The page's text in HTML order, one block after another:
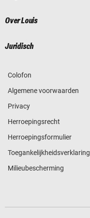
Over Louis
Juridisch
Colofon
Algemene voorwaarden
Privacy
Herroepingsrecht
Herroepingsformulier
Toegankelijkheidsverklaring
Milieubescherming